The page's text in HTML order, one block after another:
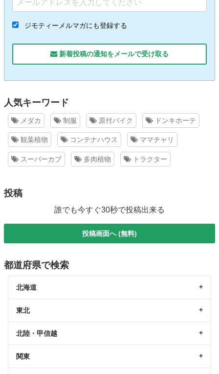
ジモティーメルマガにも登録する
新着投稿の通知をメールで受け取る
人気キーワード
メダカ 制服 原付バイク ドンキホーテ
観葉植物 コンテナハウス ママチャリ
スーパーカブ 多肉植物 トラクター
投稿
誰でも今すぐ30秒で投稿出来る
投稿画面へ (無料)
都道府県で検索
北海道
東北
北陸・甲信越
関東